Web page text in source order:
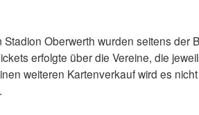
Oberwerth wurden seitens der
erfolgte über die Vereine, die
weiteren Kartenverkauf wird es